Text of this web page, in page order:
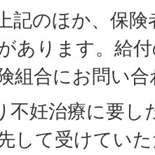
記のほか、保
あります。給
組合にお問い
不妊治療に要し
して受けてい